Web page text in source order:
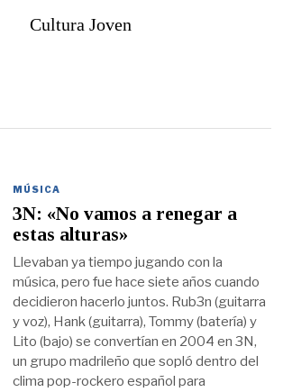
Cultura Joven
MÚSICA
3N: «No vamos a renegar a
estas alturas»
Llevaban ya tiempo jugando con la
música, pero fue hace siete años cuando
decidieron hacerlo juntos. Rub3n (guitarra
y voz), Hank (guitarra), Tommy (batería) y
Lito (bajo) se convertían en 2004 en 3N,
un grupo madrileño que sopló dentro del
clima pop-rockero español para